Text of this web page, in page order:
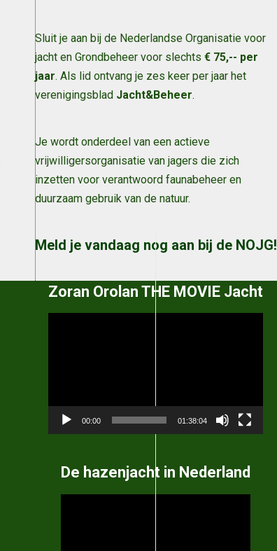
Sluit je aan bij de Nederlandse Organisatie voor
jacht en Grondbeheer voor slechts € 75,-- per
jaar. Als lid ontvang je zes keer per jaar het
verenigingsblad Jacht&Beheer.
Je wordt onderdeel van een actieve
vrijwilligersorganisatie van jagers die zich
inzetten voor verantwoord faunabeheer en
duurzaam gebruik van de natuur.
Meld je vandaag nog aan bij de NOJG!
Zoran Orolan THE MOVIE Jacht
00:00 01:38:04
De hazenjacht in Nederland